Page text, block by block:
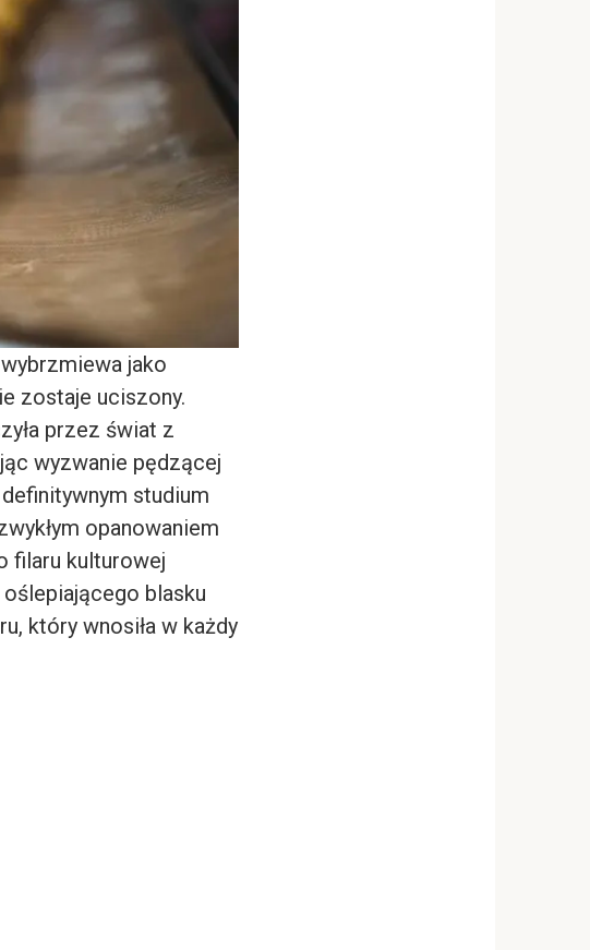
jako
zostaje uciszony.
przez świat z
wyzwanie pędzącej
studium
opanowaniem
filaru kulturowej
blasku
który wnosiła w każdy